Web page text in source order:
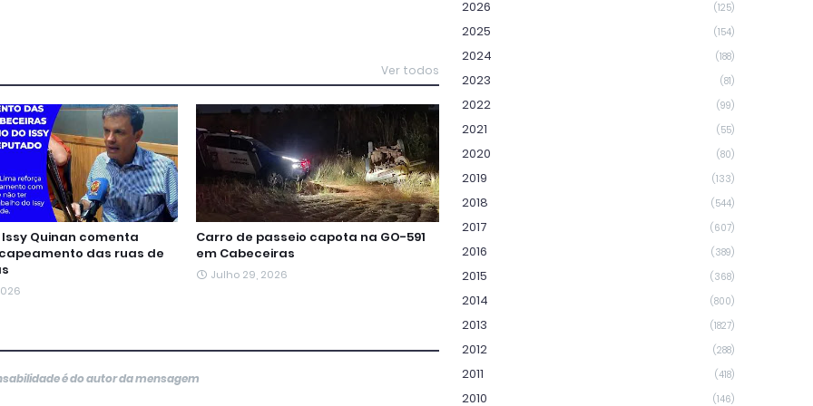
Ver todos
Quinan comenta
das ruas de
Carro de passeio capota na GO-591
em Cabeceiras
Julho 29, 2026
é do autor da mensagem
2026 (125)
2025 (154)
2024 (188)
2023 (81)
2022 (99)
2021 (55)
2020 (80)
2019 (133)
2018 (544)
2017 (607)
2016 (389)
2015 (368)
2014 (800)
2013 (1827)
2012 (288)
2011 (418)
2010 (146)